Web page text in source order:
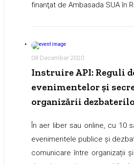
finanţat de Ambasada SUA în
08 December 2020
Instruire API: Reguli
evenimentelor și
organizării
În aer liber sau online, cu 10
evenimentele publice și
comunicare între organizații